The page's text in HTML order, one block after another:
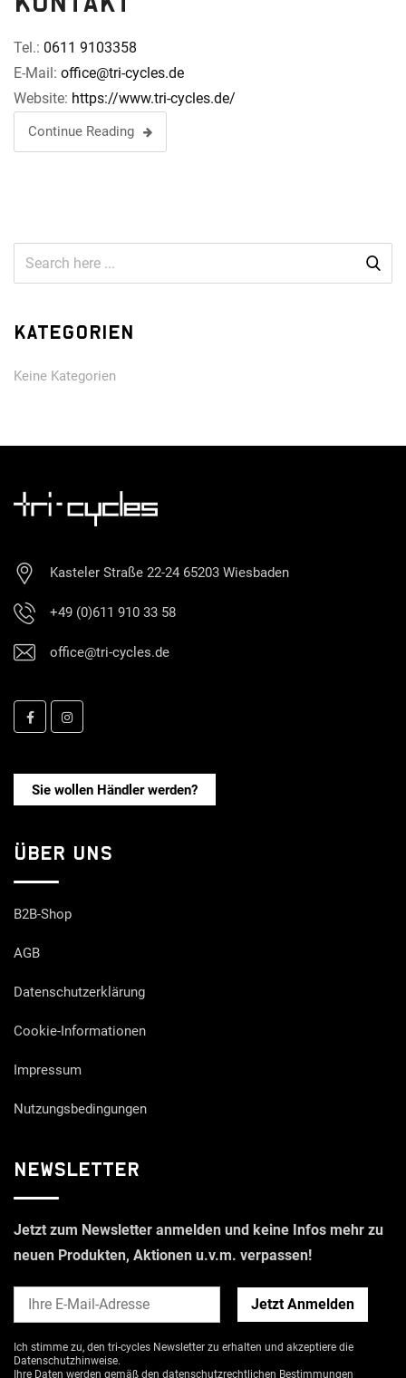
Tel.: 0611 9103358
E-Mail: office@tri-cycles.de
Website: https://www.tri-cycles.de/
Continue Reading
Kategorien
Keine Kategorien
Kasteler Straße 22-24 65203 Wiesbaden
+49 (0)611 910 33 58
office@tri-cycles.de
Sie wollen Händler werden?
ÜBER UNS
B2B-Shop
AGB
Datenschutzerklärung
Cookie-Informationen
Impressum
Nutzungsbedingungen
Newsletter
Jetzt zum Newsletter anmelden und keine Infos mehr zu
neuen Produkten, Aktionen u.v.m. verpassen!
Ich stimme zu, den tri-cycles Newsletter zu erhalten und akzeptiere die
Datenschutzhinweise.
Ihre Daten werden gemäß den datenschutzrechtlichen Bestimmungen